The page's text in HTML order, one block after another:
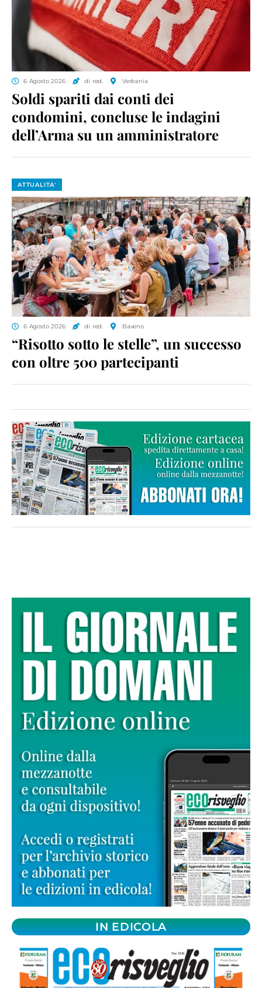
6 Agosto 2026 di red. Verbania
Soldi spariti dai conti dei
condomini, concluse le indagini
dell’Arma su un amministratore
ATTUALITA'
6 Agosto 2026 di red. Baveno
“Risotto sotto le stelle”, un successo
con oltre 500 partecipanti
IN EDICOLA